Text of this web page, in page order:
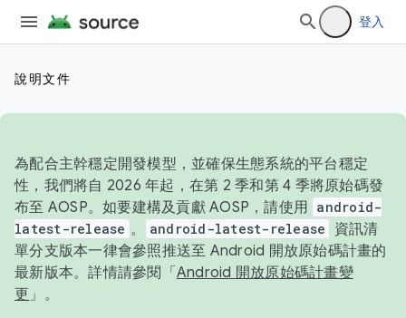
登入
說明文件
為配合主幹穩定開發模型，並確保生態系統的平台穩定
性，我們將自 2026 年起，在第 2 季和第 4 季將原始碼發
布至 AOSP。如要建構及貢獻 AOSP，請使用 android-
latest-release 。 android-latest-release
資訊清
單分支版本一律會參照推送至 Android 開放原始碼計畫的
最新版本。詳情請參閱「 Android 開放原始碼計畫變
更 」。